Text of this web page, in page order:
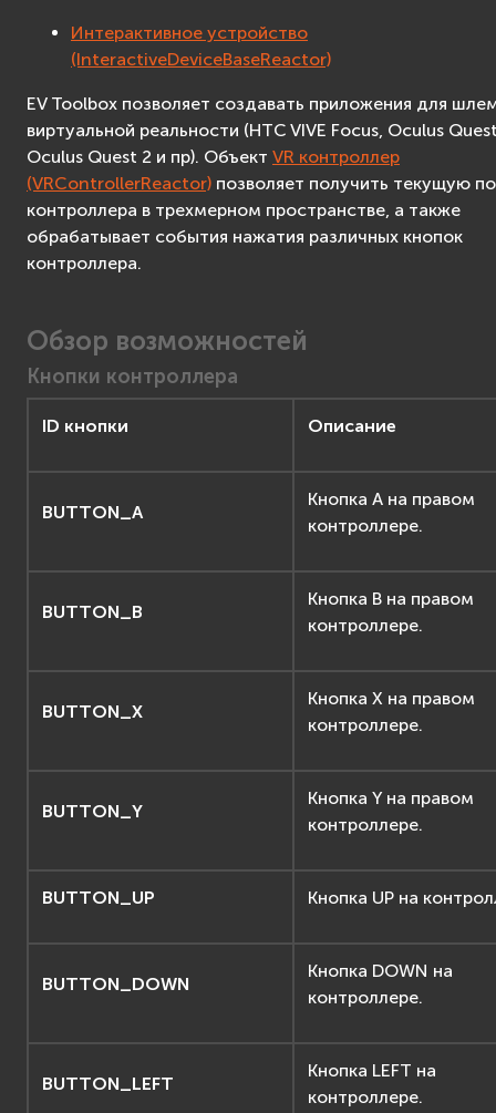
Счётчик
Расстояние
Аудио
Аудиоузел
Таймер
Переключатель
Сценарий
Создание приложений
Advanced API Reference
Интерактивное устройство
(InteractiveDeviceBaseReactor)
EV Toolbox позволяет создавать приложения для
виртуальной реальности (HTC VIVE Focus, Oculus
Oculus Quest 2 и пр). Объект VR контроллер
(VRControllerReactor) позволяет получить текущую
контроллера в трехмерном пространстве, а также
обрабатывает события нажатия различных кнопок
контроллера.
Обзор возможностей
Кнопки контроллера
ID кнопки Описание
BUTTON_A
Кнопка A на правом
контроллере.
BUTTON_B
Кнопка B на правом
контроллере.
BUTTON_X
Кнопка X на правом
контроллере.
BUTTON_Y
Кнопка Y на правом
контроллере.
BUTTON_UP Кнопка UP на
BUTTON_DOWN
Кнопка DOWN на
контроллере.
BUTTON_LEFT
Кнопка LEFT на
контроллере.